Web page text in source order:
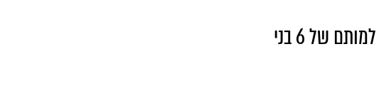
אירוע חריג בצ'כיה הביא למותם של 6 בני